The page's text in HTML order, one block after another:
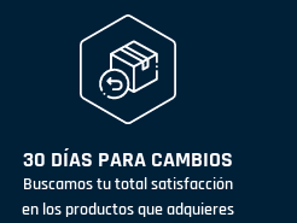
30 DÍAS PARA CAMBIOS
Buscamos tu total satisfacción
en los productos que adquieres